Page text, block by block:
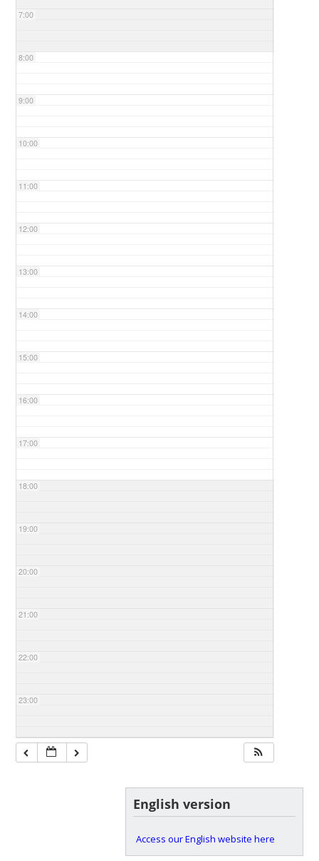
7:00
8:00
9:00
10:00
11:00
12:00
13:00
14:00
15:00
16:00
17:00
18:00
19:00
20:00
21:00
22:00
23:00
English version
Access our English website here